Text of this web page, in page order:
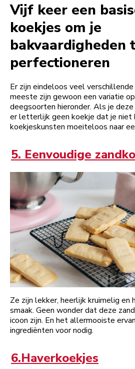
Vijf keer een
koekjes om je
bakvaardigheden
perfectioneren
Er zijn eindeloos veel
meeste zijn gewoon een variatie
deegsoorten hieronder. Als je
er letterlijk geen koekje dat je niet
koekjeskunsten moeiteloos naar
5. Eenvoudige
Ze zijn lekker, heerlijk kruimelig en
smaak. Geen wonder dat deze
icoon zijn. En het allermooiste
ingrediënten voor nodig.
6.Haverkoekjes